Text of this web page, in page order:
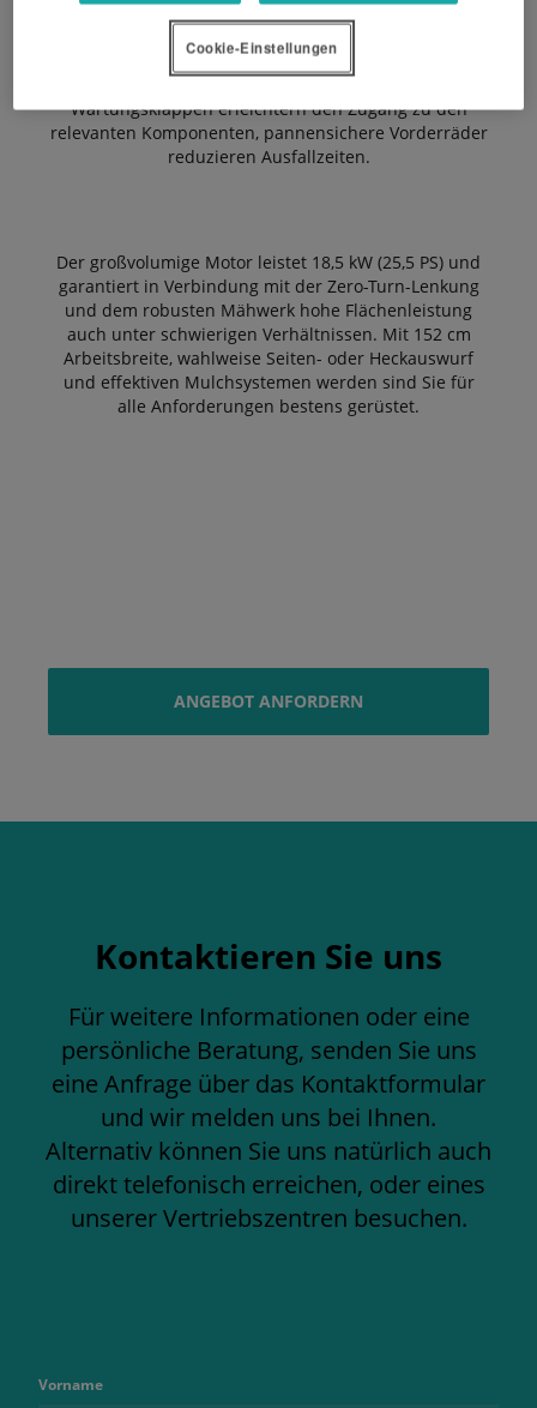
Die einstellbaren Bedienhebel, der bequeme
Fahrersitz und die intuitive Bedienung lassen Sie
produktiv und komfortabel arbeiten. Die integrierte
Hubvorrichtung und die weit öffnenden
Wartungsklappen erleichtern den Zugang zu den
relevanten Komponenten, pannensichere Vorderräder
reduzieren Ausfallzeiten.
Der großvolumige Motor leistet 18,5 kW (25,5 PS) und
garantiert in Verbindung mit der Zero-Turn-Lenkung
und dem robusten Mähwerk hohe Flächenleistung
auch unter schwierigen Verhältnissen. Mit 152 cm
Arbeitsbreite, wahlweise Seiten- oder Heckauswurf
und effektiven Mulchsystemen werden sind Sie für
alle Anforderungen bestens gerüstet.
ANGEBOT ANFORDERN
Kontaktieren Sie uns
Für weitere Informationen oder eine
persönliche Beratung, senden Sie uns
eine Anfrage über das Kontaktformular
und wir melden uns bei Ihnen.
Alternativ können Sie uns natürlich auch
direkt telefonisch erreichen, oder eines
unserer Vertriebszentren besuchen.
Vorname
Cookie-Einstellungen